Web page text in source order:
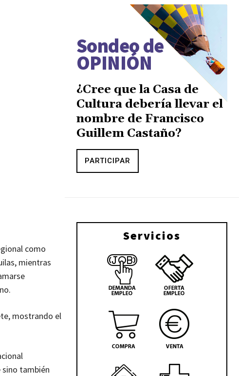
como
mientras
mostrando el
sino también
Sondeo de
OPINIÓN
¿Cree que la Casa de
Cultura debería llevar el
nombre de Francisco
Guillem Castaño?
PARTICIPAR
Servicios